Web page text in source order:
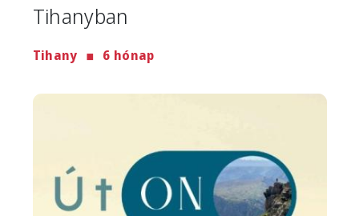
Tihanyban
Tihany 6 hónap
Image